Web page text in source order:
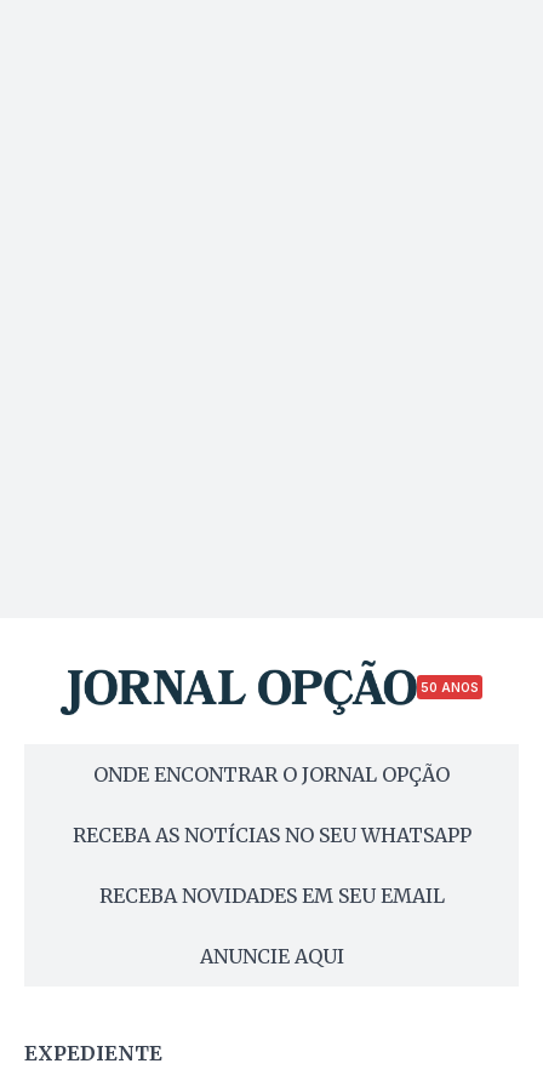
50 ANOS
ONDE ENCONTRAR O JORNAL OPÇÃO
RECEBA AS NOTÍCIAS NO SEU WHATSAPP
RECEBA NOVIDADES EM SEU EMAIL
ANUNCIE AQUI
EXPEDIENTE